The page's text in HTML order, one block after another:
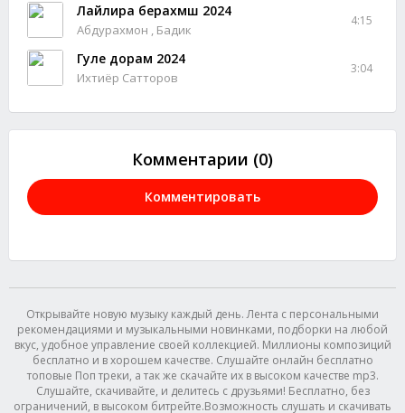
Лайлира берахмш 2024
Абдурахмон , Бадик
4:15
Гуле дорам 2024
Ихтиёр Сатторов
3:04
Комментарии (0)
Комментировать
Открывайте новую музыку каждый день. Лента с персональными
рекомендациями и музыкальными новинками, подборки на любой
вкус, удобное управление своей коллекцией. Миллионы композиций
бесплатно и в хорошем качестве. Слушайте онлайн бесплатно
топовые Поп треки, а так же скачайте их в высоком качестве mp3.
Слушайте, скачивайте, и делитесь с друзьями! Бесплатно, без
ограничений, в высоком битрейте.Возможность слушать и скачивать